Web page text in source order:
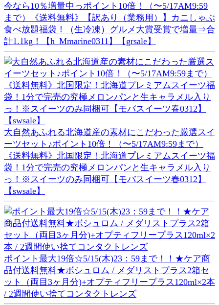
今なら10％増量中っポイント10倍！（〜5/17AM9:59
まで）《送料無料》【訳あり（業務用）】カニしゃぶ
食べ放題福袋！（生冷凍）グルメ大賞受賞で増量⇒合
計1.1kg！【h_Mmarine0311】【grsale】
大自然あふれる北海道産の素材にこだわった厳選スイ
ーツセット♪ポイント10倍！（〜5/17AM9:59まで）
《送料無料》北国限定！北海道プレミアムスイーツ福
袋！1分で完売の究極メロンパンと生キャラメル入り
っ！※スイーツのみ同梱可【モバスイーツ春0312】
【swsale】
ポイント最大19倍☆5/15(木)23：59まで！！★ケア商
品付送料無料★ボシュロム / メダリストプラス2箱セ
ット（両目3ヶ月分)+オプティフリープラス120ml×2本
/ 2週間使い捨てコンタクトレンズ